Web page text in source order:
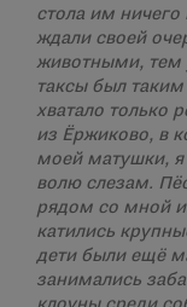
стола им
ждали своей
животными, тем
таксы был
хватало только
из Ёржиково, в
моей матушки, я
волю слезам.
рядом со мной и
катились
дети были ещё
занимались